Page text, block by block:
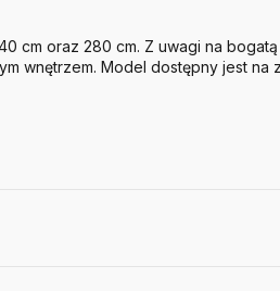
cm oraz 280 cm. Z uwagi na bogatą
wnętrzem. Model dostępny jest na